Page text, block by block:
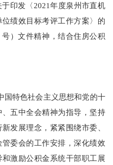
印发〈 2021年度泉州市直机
绩效目标考评工作方案〉的
号）文件精神，结合住房公积
国特色社会主义思想和党的十
五中全会精神为指导，坚持
发展理念，紧紧围绕市委、
委会的工作安排，深化绩效
激励公积金系统干部职工展